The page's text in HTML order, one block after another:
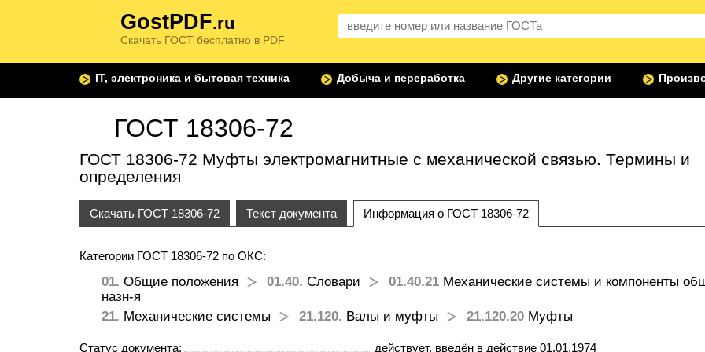
GostPDF.ru
Скачать ГОСТ бесплатно в PDF
IT, электроника и бытовая техника Добыча и переработка Другие категории
ГОСТ 18306-72
ГОСТ 18306-72 Муфты электромагнитные с механической связью. Термины и
определения
Скачать ГОСТ 18306-72 Текст документа Информация о ГОСТ 18306-72
Категории ГОСТ 18306-72 по ОКС:
01. Общие положения 01.40. Словари 01.40.21Механические системы и компоненты
назн-я
21. Механические системы 21.120. Валы и муфты 21.120.20Муфты
Статус документа: действует, введён в действие 01.01.1974